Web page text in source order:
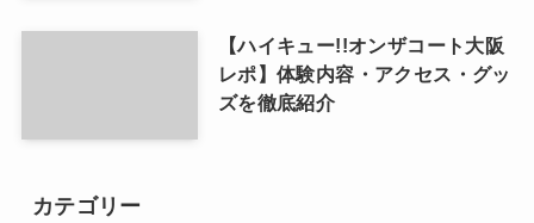
【ハイキュー!!オンザコート大阪
レポ】体験内容・アクセス・グッ
ズを徹底紹介
カテゴリー